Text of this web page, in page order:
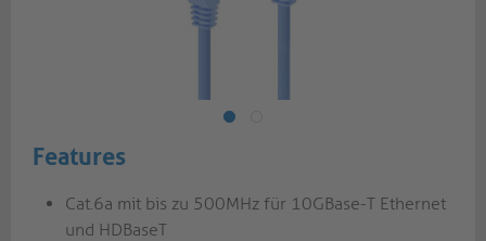
Features
Cat.6a mit bis zu 500MHz für 10GBase-T Ethernet
und HDBaseT